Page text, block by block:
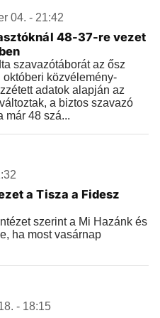
04. - 21:42
48-37-re vezet
szavazótáborát az ősz
közvélemény-
adatok alapján az
a biztos szavazó
már 48 szá...
a Tisza a Fidesz
szerint a Mi Hazánk és
ha most vasárnap
- 18:15